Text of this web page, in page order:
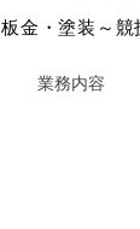
板金・塗装～ 競
業務内容